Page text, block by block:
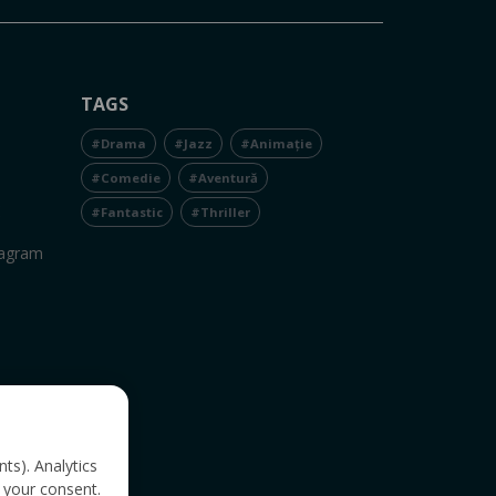
TAGS
#Drama #Jazz #Animație
#Comedie #Aventură
#Fantastic #Thriller
Analytics
consent.